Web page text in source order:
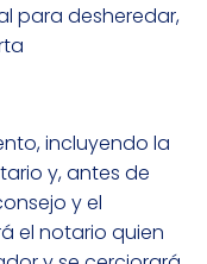
para desheredar,
incluyendo la
y, antes de
y el
el notario quien